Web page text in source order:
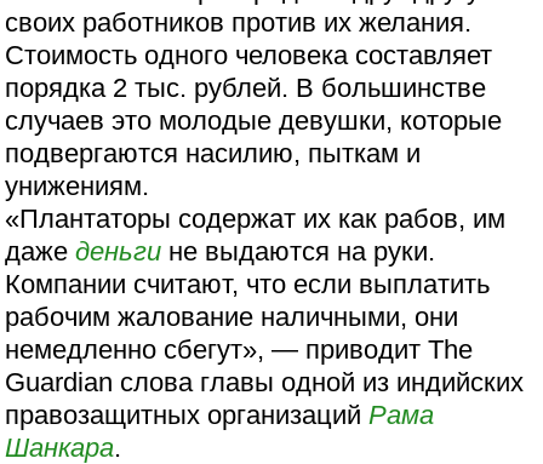
своих работников против их желания.
Стоимость одного человека составляет
порядка 2 тыс. рублей. В большинстве
случаев это молодые девушки, которые
подвергаются насилию, пыткам и
унижениям.
«Плантаторы содержат их как рабов, им
дажеденьги не выдаются на руки.
Компании считают, что если выплатить
рабочим жалование наличными, они
немедленно сбегут», — приводит The
Guardian слова главы одной из индийских
правозащитных организаций Рама
Шанкара.